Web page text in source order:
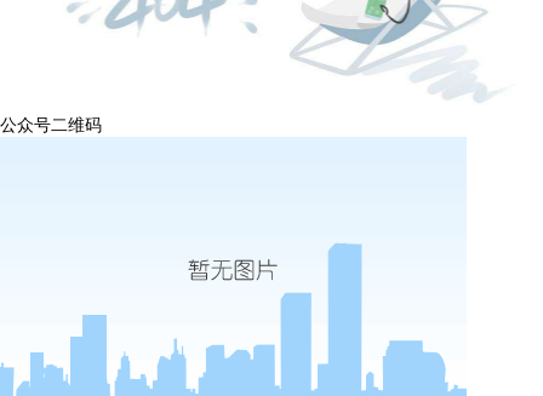
公众号二维码